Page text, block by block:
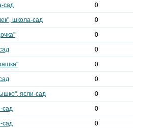
сад 0
школа-сад 0
0
0
0
0
ясли-сад 0
сад 0
сад 0